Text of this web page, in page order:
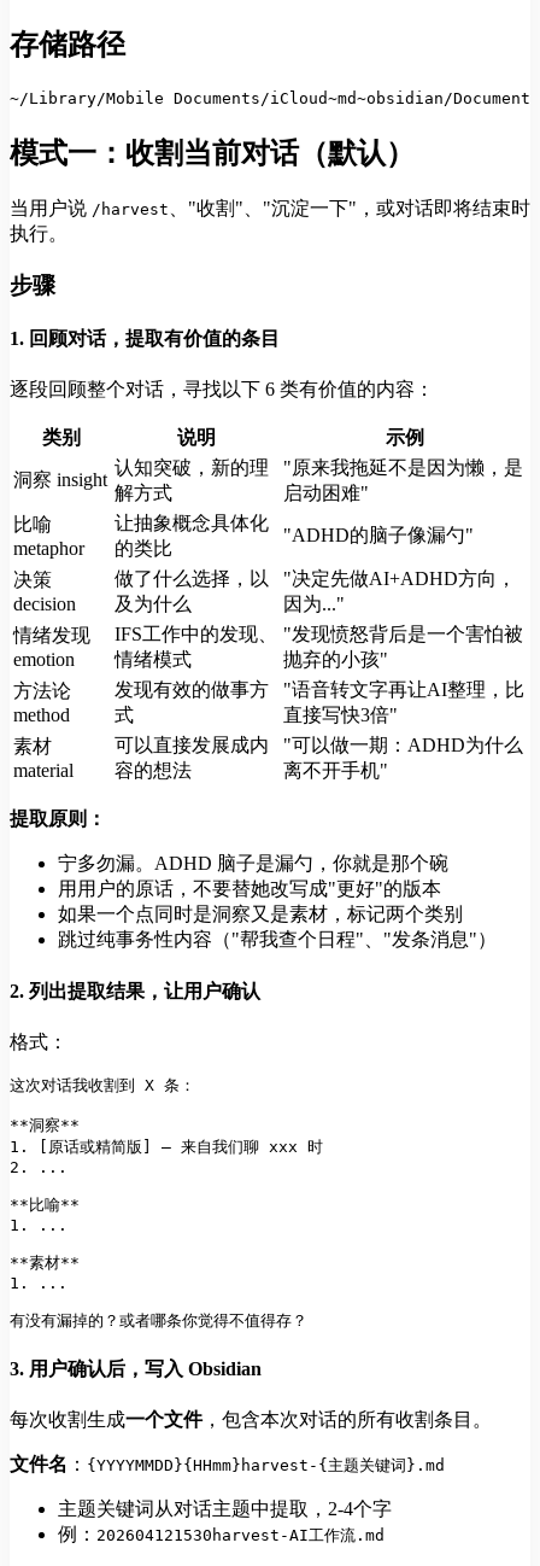
存储路径
~/Library/Mobile Documents/iCloud~md~obsidian/
模式一：收割当前对话（默认）
当用户说 /harvest
、"收割"、"沉淀一下"，或对话即将结束时
执行。
步骤
1. 回顾对话，提取有价值的条目
逐段回顾整个对话，寻找以下 6 类有价值的内容：
类别 说明 示例
洞察 insight
认知突破，新的理
解方式
"原来我拖延不是因为懒，是
启动困难"
比喻
metaphor
让抽象概念具体化
的类比
"ADHD的脑子像漏勺"
决策
decision
做了什么选择，以
及为什么
"决定先做AI+ADHD方向，
因为..."
情绪发现
emotion
IFS工作中的发现、
情绪模式
"发现愤怒背后是一个害怕被
抛弃的小孩"
方法论
method
发现有效的做事方
式
"语音转文字再让AI整理，比
直接写快3倍"
素材
material
可以直接发展成内
容的想法
"可以做一期：ADHD为什么
离不开手机"
提取原则：
宁多勿漏。ADHD 脑子是漏勺，你就是那个碗
用用户的原话，不要替她改写成"更好"的版本
如果一个点同时是洞察又是素材，标记两个类别
跳过纯事务性内容（"帮我查个日程"、"发条消息"）
2. 列出提取结果，让用户确认
格式：
这次对话我收割到 X 条：
**洞察**
1.
2.
...
**比喻**
1.
...
**素材**
1.
...
有没有漏掉的？或者哪条你觉得不值得存？
3. 用户确认后，写入 Obsidian
每次收割生成一个文件，包含本次对话的所有收割条目。
文件名 ： {YYYYMMDD}{HHmm}harvest-{主题关键词}.md
主题关键词从对话主题中提取，2-4个字
例： 202604121530harvest-AI工作流.md